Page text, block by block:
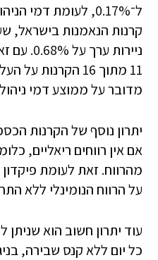
ל־0.17%, לעומת דמי
קרנות הנאמנות בישראל,
11 מתוך 16
מדובר על ממוצע דמי ניהול של
יתרון נוסף של הקרנות
אם אין רווחים ריאליים,
על הרווח הנומינלי ללא
עוד יתרון חשוב הוא שניתן
כל יום ללא קנס שבירה,